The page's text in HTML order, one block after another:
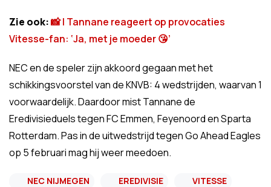
Zie ook:📸 | Tannane reageert op provocaties
Vitesse-fan: ‘Ja, met je moeder 😘’
NEC en de speler zijn akkoord gegaan met het
schikkingsvoorstel van de KNVB: 4 wedstrijden, waarvan 1
voorwaardelijk. Daardoor mist Tannane de
Eredivisieduels tegen FC Emmen, Feyenoord en Sparta
Rotterdam. Pas in de uitwedstrijd tegen Go Ahead Eagles
op 5 februari mag hij weer meedoen.
NEC NIJMEGEN EREDIVISIE
VITESSE